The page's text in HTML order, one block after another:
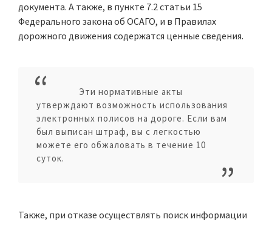
документа. А также, в пункте 7.2 статьи 15
Федерального закона об ОСАГО, и в Правилах
дорожного движения содержатся ценные сведения.
Эти нормативные акты
утверждают возможность использования
электронных полисов на дороге. Если вам
был выписан штраф, вы с легкостью
можете его обжаловать в течение 10
суток.
Также, при отказе осуществлять поиск информации